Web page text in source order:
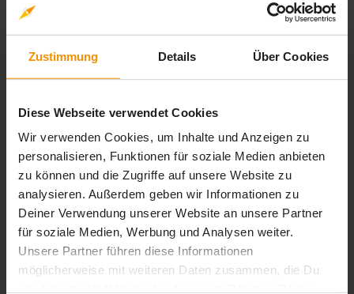
Zustimmung Details Über Cookies
Diese Webseite verwendet Cookies
Wir verwenden Cookies, um Inhalte und Anzeigen zu
personalisieren, Funktionen für soziale Medien anbieten
zu können und die Zugriffe auf unsere Website zu
analysieren. Außerdem geben wir Informationen zu
Deiner Verwendung unserer Website an unsere Partner
für soziale Medien, Werbung und Analysen weiter.
Unsere Partner führen diese Informationen
möglicherweise mit weiteren Daten zusammen, die Du
to independently conduct training courses on the safe
handling of diisocyanates.
This module has been developed jointly with ISOPA
and ALIPA.
Übersicht der Lerninhalte
Diisocyanates - application by dipping or
pouring and chemical formulations
(≥40°C)
5 Lernbausteine timelapse 1 Std. 30 Min.